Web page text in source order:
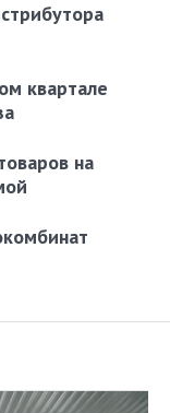
квартале
на